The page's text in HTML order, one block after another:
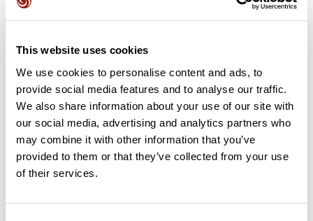
This website uses cookies
We use cookies to personalise content and ads, to
provide social media features and to analyse our traffic.
We also share information about your use of our site with
our social media, advertising and analytics partners who
may combine it with other information that you’ve
provided to them or that they’ve collected from your use
of their services.
Soyez le premier à ajouter un avis !
Ajouter un avis
Résumé